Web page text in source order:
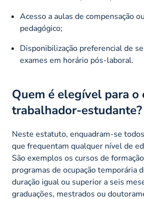
Acesso a aulas de compensação
pedagógico;
Disponibilização preferencial de
exames em horário pós-laboral.
Quem é elegível para
trabalhador-estudante?
Neste estatuto, enquadram-se
que frequentam qualquer nível de
São exemplos os cursos de
programas de ocupação temporária
duração igual ou superior a seis
graduações, mestrados ou